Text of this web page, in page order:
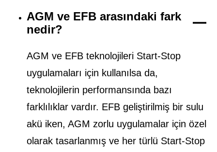
AGM ve EFB arasındaki fark
nedir?
AGM ve EFB teknolojileri Start-Stop
uygulamaları için kullanılsa da,
teknolojilerin performansında bazı
farklılıklar vardır. EFB geliştirilmiş bir sulu
akü iken, AGM zorlu uygulamalar için özel
olarak tasarlanmış ve her türlü Start-Stop